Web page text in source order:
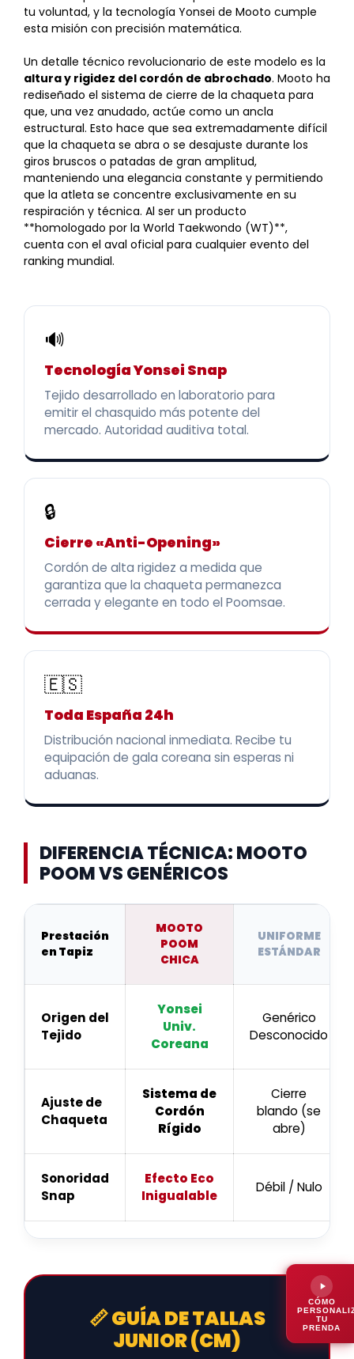
tu voluntad, y la tecnología Yonsei de Mooto cumple
esta misión con precisión matemática.
Un detalle técnico revolucionario de este modelo es la
altura y rigidez del cordón de abrochado. Mooto ha
rediseñado el sistema de cierre de la chaqueta para
que, una vez anudado, actúe como un ancla
estructural. Esto hace que sea extremadamente difícil
que la chaqueta se abra o se desajuste durante los
giros bruscos o patadas de gran amplitud,
manteniendo una elegancia constante y permitiendo
que la atleta se concentre exclusivamente en su
respiración y técnica. Al ser un producto
**homologado por la World Taekwondo (WT)**,
cuenta con el aval oficial para cualquier evento del
ranking mundial.
🔊
Tecnología Yonsei Snap
Tejido desarrollado en laboratorio para
emitir el chasquido más potente del
mercado. Autoridad auditiva total.
🔒
Cierre «Anti-Opening»
Cordón de alta rigidez a medida que
garantiza que la chaqueta permanezca
cerrada y elegante en todo el Poomsae.
🇪🇸
Toda España 24h
Distribución nacional inmediata. Recibe tu
equipación de gala coreana sin esperas ni
aduanas.
DIFERENCIA TÉCNICA: MOOTO
POOM VS GENÉRICOS
Prestación
en Tapiz
MOOTO
POOM
CHICA
UNIFORME
ESTÁNDAR
Origen del
Tejido
Yonsei
Univ.
Coreana
Genérico
Desconocido
Ajuste de
Chaqueta
Sistema de
Cordón
Rígido
Cierre
blando (se
abre)
Sonoridad
Snap
Efecto Eco
Inigualable
Débil / Nulo
📏 GUÍA DE TALLAS
JUNIOR (CM)
CÓMO
TU
PRENDA